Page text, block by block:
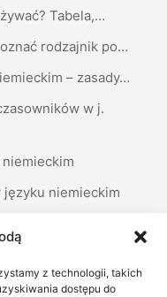
z technologii, takich
dostępu do
Tabela,…
rodzajnik po…
– zasady…
w j.
języku niemieckim
– 37